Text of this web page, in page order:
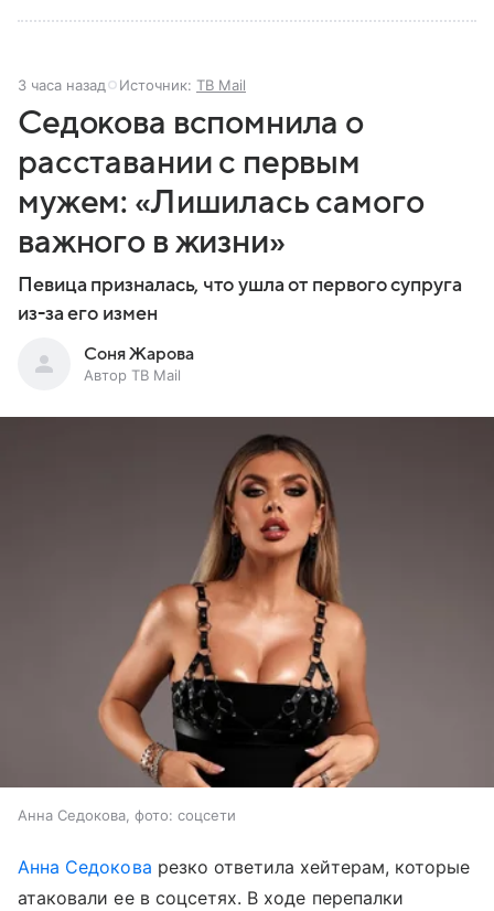
3 часа назад Источник: ТВ Mail
Седокова вспомнила о
расставании с первым
мужем: «Лишилась самого
важного в жизни»
Певица призналась, что ушла от первого супруга
из-за его измен
Соня Жарова
Автор ТВ Mail
Анна Седокова, фото: соцсети
Анна Седокова резко ответила хейтерам, которые
атаковали ее в соцсетях. В ходе перепалки